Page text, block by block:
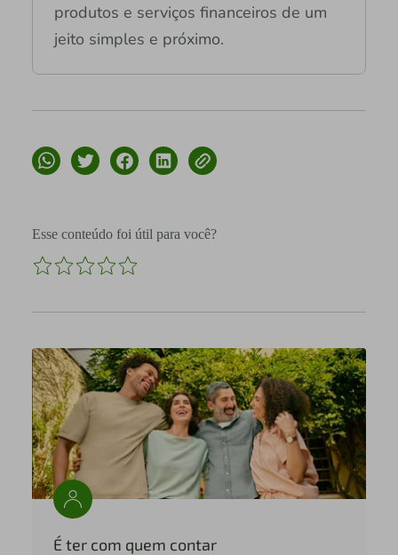
produtos e serviços financeiros de um
jeito simples e próximo.
Esse conteúdo foi útil para você?
É ter com quem contar